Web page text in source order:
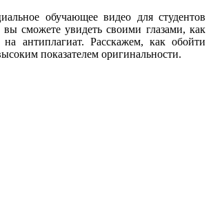
обучающее видео для студентов
вы сможете увидеть своими глазами, как
антиплагиат. Расскажем, как обойти
показателем оригинальности.